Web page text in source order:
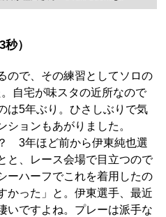
）
ので、その練習としてソロの
自宅が味スタの近所なので
は5年ぶり。ひさしぶりで気
ョンもあがりました。
3年ほど前から伊東純也選
と、レース会場で目立つので
ーハーフでこれを着用したの
かった」と。伊東選手、最近
いですよね。プレーは派手な